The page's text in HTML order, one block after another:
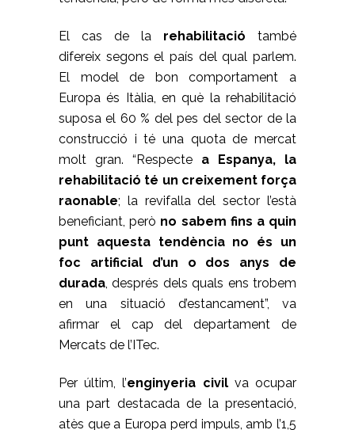
El cas de la rehabilitació també
difereix segons el país del qual parlem.
El model de bon comportament a
Europa és Itàlia, en què la rehabilitació
suposa el 60 % del pes del sector de la
construcció i té una quota de mercat
molt gran. “Respecte a Espanya, la
rehabilitació té un creixement força
raonable; la revifalla del sector l’està
beneficiant, però no sabem fins a quin
punt aquesta tendència no és un
foc artificial d’un o dos anys de
durada, després dels quals ens trobem
en una situació d’estancament”, va
afirmar el cap del departament de
Mercats de l’ITec.
Per últim, l’enginyeria civilva ocupar
una part destacada de la presentació,
atès que a Europa perd impuls, amb l’1,5